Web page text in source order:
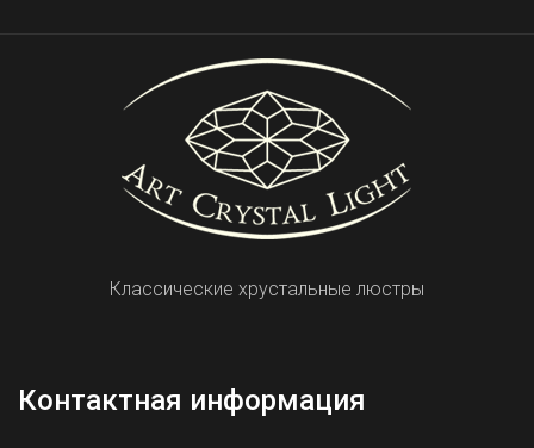
Классические хрустальные люстры
Контактная информация